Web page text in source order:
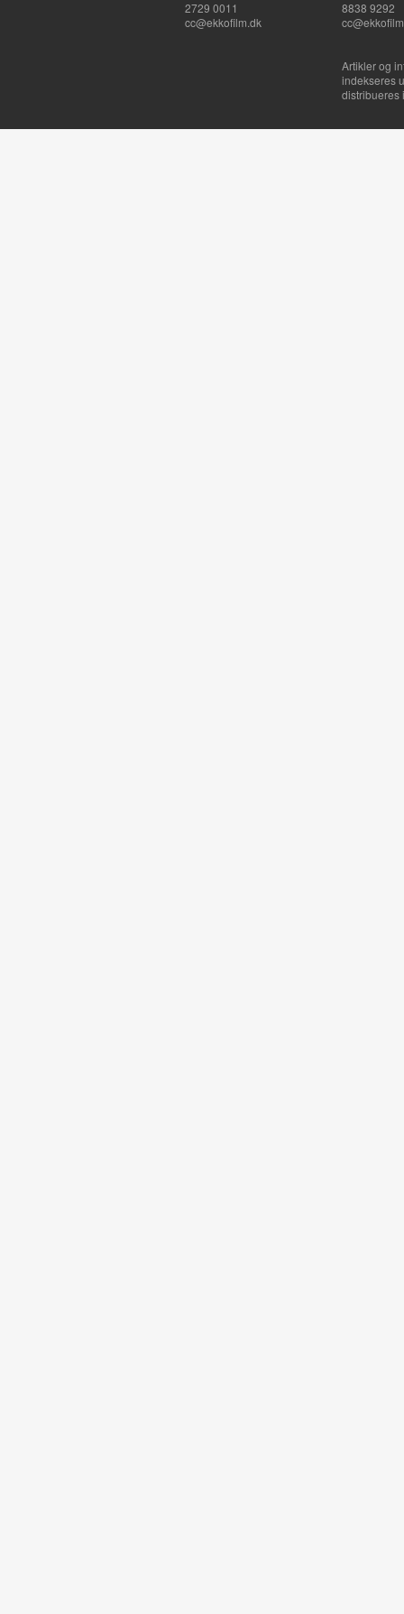
2729 0011
cc@ekkofilm.dk
8838 9292
Artikler og
indekseres
distribueres